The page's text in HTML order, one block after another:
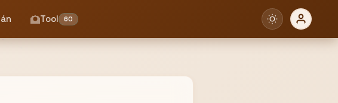
Tool 60